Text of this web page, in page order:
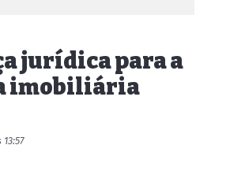
jurídica para a
imobiliária